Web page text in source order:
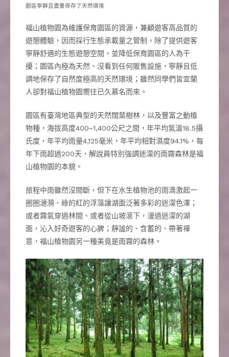
園區寧靜且盡量保存了天然環境
福山植物園為維護保育園區的資源，兼顧遊客高品質的
遊憩體驗，因而採行生態承載量之管制，除了提供遊客
寧靜舒適的生態遊憩空間，並降低保育園區的人為干
擾；園區內極為天然、沒看到任何販售設施，寧靜且低
調地保存了自然度極高的天然環境；雖然同學們皆宜蘭
人卻對福山植物園嚮往已久慕名而來。
園區有臺灣地區典型的天然闊葉樹林，以及豐富之動植
物種，海拔高度400~1,400公尺之間，年平均氣溫18.5攝
氏度，年平均雨量4,125毫米，年平均相對濕度94.1%，每
年下雨超過200天，解說員特別強調迷濛的雨霧森林是福
山植物園的本貌。
旅程中雨雖然沒間斷，但下在水生植物池的雨滴激起一
圈圈漣漪、綠的紅的浮藻讓湖面泛著多彩的迷濛色澤；
或者霧氣穿過林間、或者從山坡滾下，漫過迷濛的湖
面，沁入好奇遊客的心脾；靜謐的、含蓄的、帶著禪
意，福山植物園另一種美竟是雨霧的森林。